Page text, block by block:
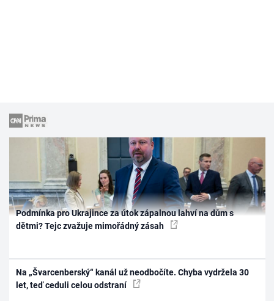
Podmínka pro Ukrajince za útok zápalnou lahví na dům s
dětmi? Tejc zvažuje mimořádný zásah
Na „Švarcenberský“ kanál už neodbočíte. Chyba vydržela 30
let, teď ceduli celou odstraní